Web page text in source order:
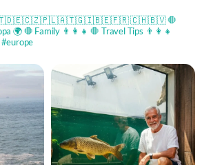
🇨🇭🇧🇻🛑
🌍🛑 Family 👨‍👩‍👧 🛑 Travel Tips 👨‍👩‍👧